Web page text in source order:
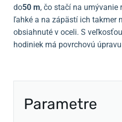
do50 m, čo stačí na
ľahké a na zápästí ich takmer
obsiahnuté v oceli. S
hodiniek má povrchovú úpravu
Parametre